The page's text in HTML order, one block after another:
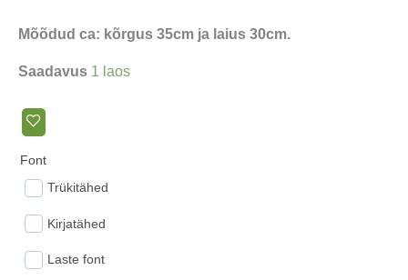
Mõõdud ca: kõrgus 35cm ja laius 30cm.
Saadavus 1 laos
Font
Trükitähed
Kirjatähed
Laste font